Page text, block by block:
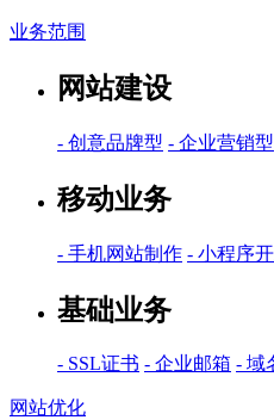
业务范围
网站建设
- 创意品牌型 - 企业营销型
移动业务
- 手机网站制作 - 小程序
基础业务
- SSL证书 - 企业邮箱 - 域
网站优化